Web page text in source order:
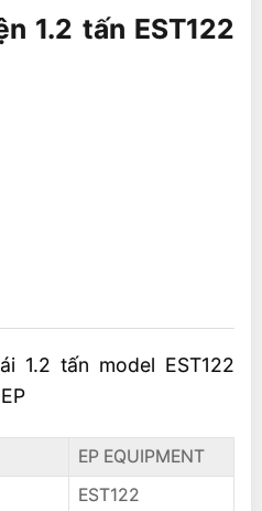
1.2 tấn EST122
1.2 tấn model EST122
EP EQUIPMENT
EST122